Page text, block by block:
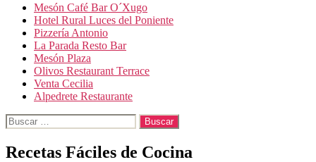
Mesón Café Bar O´Xugo
Hotel Rural Luces del Poniente
Pizzería Antonio
La Parada Resto Bar
Mesón Plaza
Olivos Restaurant Terrace
Venta Cecilia
Alpedrete Restaurante
Buscar:
Recetas Fáciles de Cocina